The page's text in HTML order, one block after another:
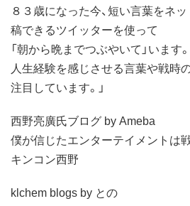
８３歳になった今、短い言葉をネ
稿できるツイッターを使って
「朝から晩までつぶやいて」います。
人生経験を感じさせる言葉や戦時
注目しています。」
西野亮廣氏ブログ by Ameba
僕が信じたエンターテイメント
キンコン西野
klchem blogs by との